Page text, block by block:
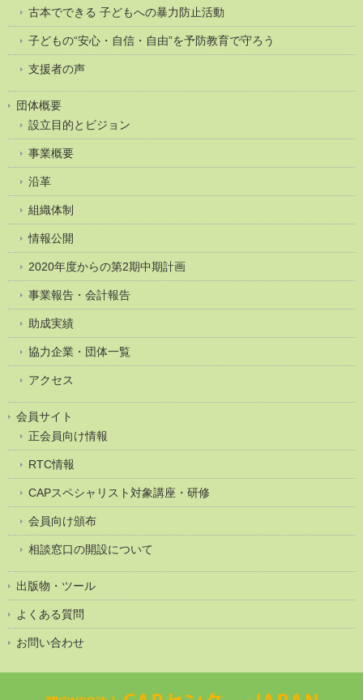
古本でできる 子どもへの暴力防止活動
子どもの“安心・自信・自由”を予防教育で守ろう
支援者の声
団体概要
設立目的とビジョン
事業概要
沿革
組織体制
情報公開
2020年度からの第2期中期計画
事業報告・会計報告
助成実績
協力企業・団体一覧
アクセス
会員サイト
正会員向け情報
RTC情報
CAPスペシャリスト対象講座・研修
会員向け頒布
相談窓口の開設について
出版物・ツール
よくある質問
お問い合わせ